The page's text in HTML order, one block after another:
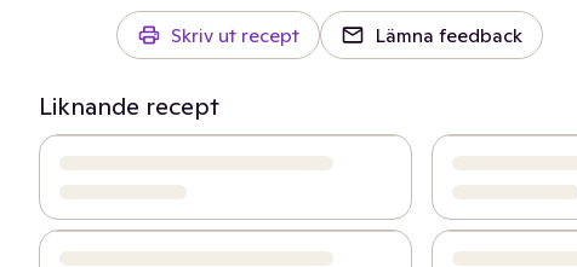
Skriv ut recept Lämna feedback
Liknande recept